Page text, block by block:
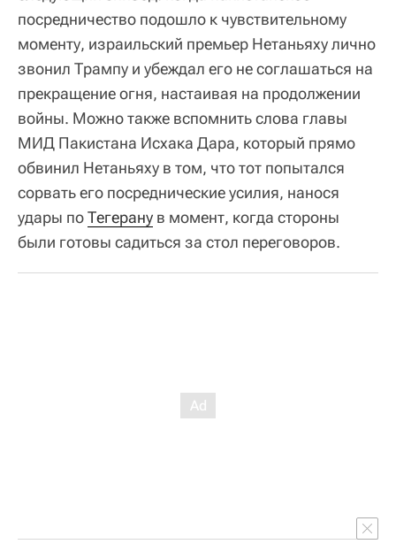
посредничество подошло к чувствительному
моменту, израильский премьер Нетаньяху лично
звонил Трампу и убеждал его не соглашаться на
прекращение огня, настаивая на продолжении
войны. Можно также вспомнить слова главы
МИД Пакистана Исхака Дара, который прямо
обвинил Нетаньяху в том, что тот попытался
сорвать его посреднические усилия, нанося
удары поТегерану в момент, когда стороны
были готовы садиться за стол переговоров.